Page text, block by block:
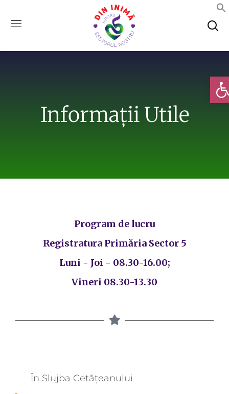
Informații Utile
Program de lucru
Registratura Primăria Sector 5
Luni - Joi - 08.30-16.00;
Vineri 08.30-13.30
În Slujba Cetățeanului